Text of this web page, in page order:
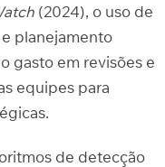
(2024), o uso de
planejamento
gasto em revisões e
equipes para
de detecção